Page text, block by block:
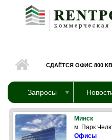
Перейти к основному содержанию
СДАЁТСЯ ОФИС 800
Запросы
Минск
м. Парк
Офисы